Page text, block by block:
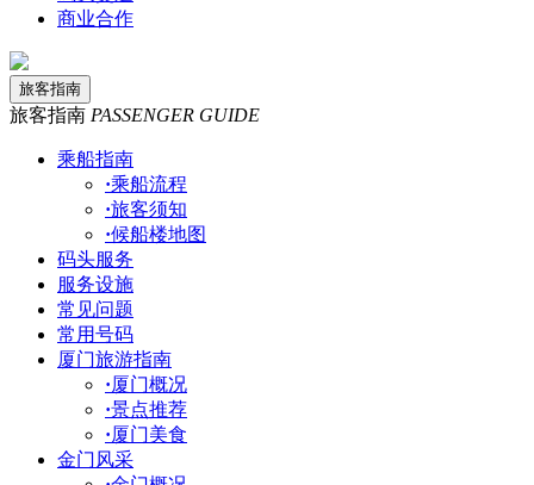
商业合作
旅客指南
旅客指南 PASSENGER GUIDE
乘船指南
·乘船流程
·旅客须知
·候船楼地图
码头服务
服务设施
常见问题
常用号码
厦门旅游指南
·厦门概况
·景点推荐
·厦门美食
金门风采